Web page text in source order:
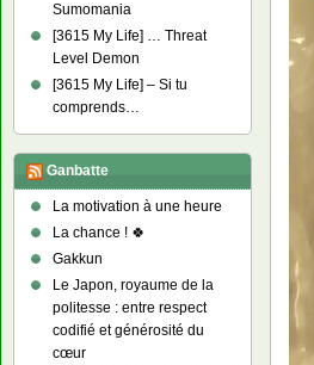
Sumomania
[3615 My Life] … Threat
Level Demon
[3615 My Life] – Si tu
comprends…
Ganbatte
La motivation à une heure
La chance ! 🍀
Gakkun
Le Japon, royaume de la
politesse : entre respect
codifié et générosité du
cœur